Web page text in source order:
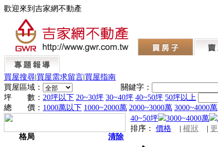
歡迎來到吉家網不動產
買屋搜尋|買屋需求留言|買屋指南
買屋區域：
關鍵字：
坪 數： 20坪以下 20~30坪 30~40坪 40~50坪 50坪以上
總 價： 1000萬以下 1000~2000萬 2000~3000萬 3000~4000萬
格局
清除
40~50坪 3000~4000萬
排序： 價格 | 權狀 |